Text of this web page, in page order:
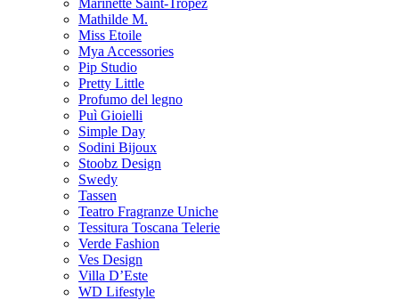
Mathilde M.
Miss Etoile
Mya Accessories
Pip Studio
Pretty Little
Profumo del legno
Puì Gioielli
Simple Day
Sodini Bijoux
Stoobz Design
Swedy
Tassen
Teatro Fragranze Uniche
Tessitura Toscana Telerie
Verde Fashion
Ves Design
Villa D’Este
WD Lifestyle